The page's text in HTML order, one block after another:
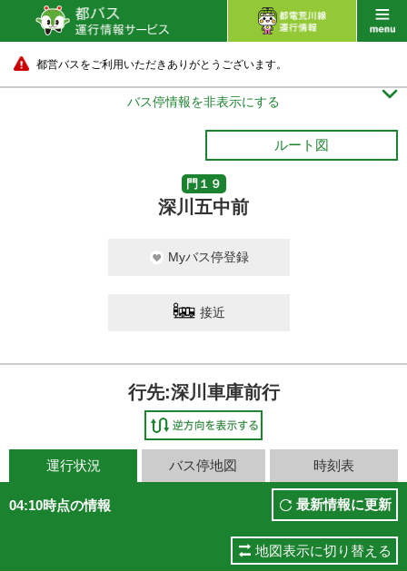
都営バスをご利用いただきありがとうございます。
バス停情報を非表示にする 
ルート図
門１９
深川五中前
Myバス停登録
接近
行先:深川車庫前行
運行状況 バス停地図 時刻表
04:10時点の情報 最新情報に更新
地図表示に切り替える